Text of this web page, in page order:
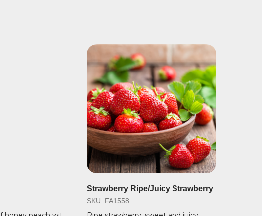
Strawberry Ripe/Juicy Strawberry
SKU: FA1558